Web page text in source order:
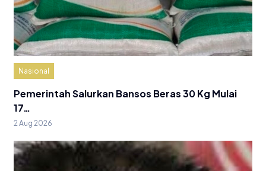
Nasional
Pemerintah Salurkan Bansos Beras 30 Kg Mulai
17…
2 Aug 2026